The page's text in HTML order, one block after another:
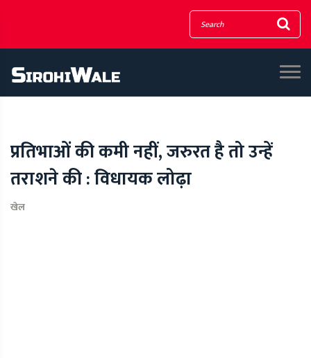
प्रतिभाओं की कमी नहीं, जरुरत है तो उन्हें
तराशने की : विधायक लोढ़ा
खेल